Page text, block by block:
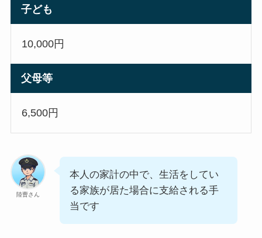
子ども
10,000円
父母等
6,500円
陸曹さん
本人の家計の中で、生活をしてい
る家族が居た場合に支給される手
当です